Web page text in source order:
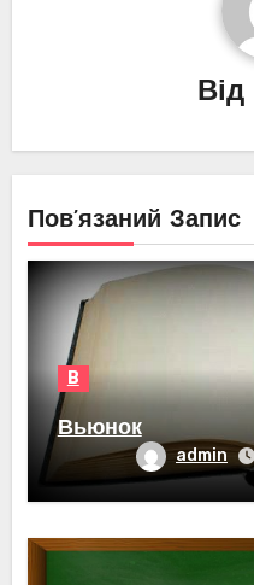
Від
Пов’язаний Запис
В
Вьюнок
admin